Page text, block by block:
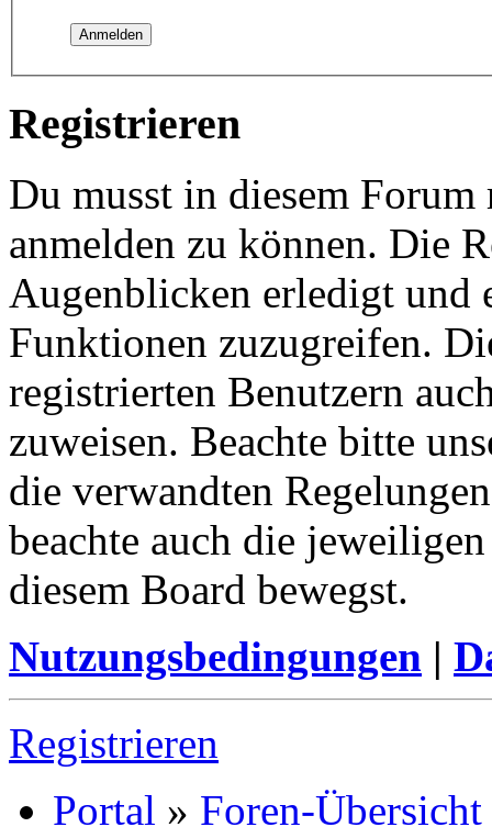
Registrieren
Du musst in diesem
anmelden zu können. Die
Augenblicken erledigt und
Funktionen zuzugreifen.
registrierten Benutzern
zuweisen. Beachte bitte
die verwandten
beachte auch die
diesem Board bewegst.
Nutzungsbedingungen |
Registrieren
Portal » Foren-Übersicht